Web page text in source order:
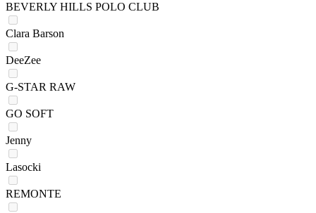
BEVERLY HILLS POLO CLUB
Clara Barson
DeeZee
G-STAR RAW
GO SOFT
Jenny
Lasocki
REMONTE